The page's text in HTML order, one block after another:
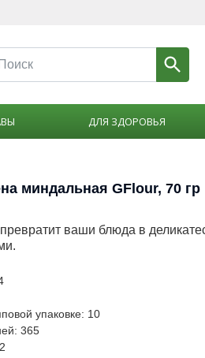
ДЛЯ ЗДОРОВЬЯ
миндальная GFlour, 70 гр
ваши блюда в
упаковке: 10
365